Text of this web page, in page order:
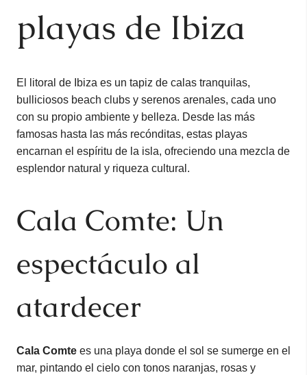
playas de Ibiza
El litoral de Ibiza es un tapiz de calas tranquilas,
bulliciosos beach clubs y serenos arenales, cada uno
con su propio ambiente y belleza. Desde las más
famosas hasta las más recónditas, estas playas
encarnan el espíritu de la isla, ofreciendo una mezcla de
esplendor natural y riqueza cultural.
Cala Comte: Un
espectáculo al
atardecer
Cala Comte es una playa donde el sol se sumerge en el
mar, pintando el cielo con tonos naranjas, rosas y